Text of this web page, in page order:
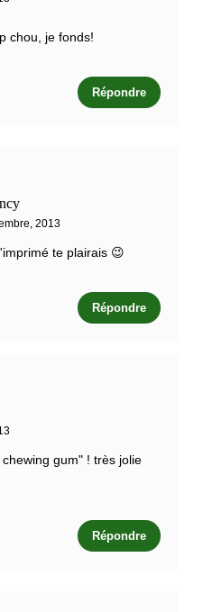
chou, je fonds!
Répondre
2013
te plairais 😉
Répondre
gum" ! très jolie
Répondre